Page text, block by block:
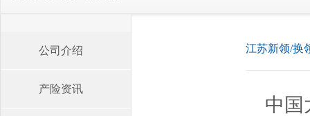
公司介绍
产险资讯
江苏新领/换
中国